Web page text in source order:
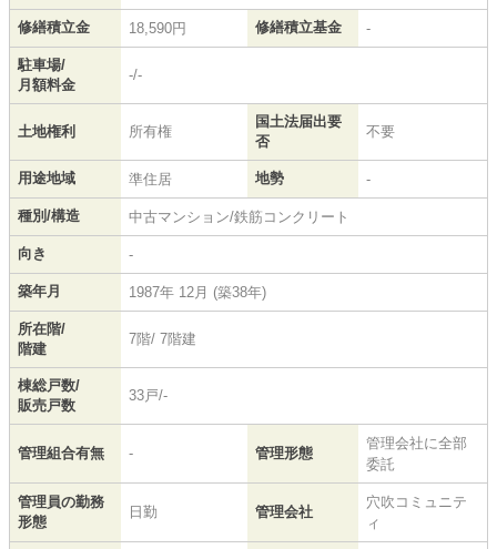
修繕積立金 18,590円 修繕積立基金 -
駐車場/
月額料金
-/-
土地権利 所有権
国土法届出要
否
不要
用途地域 準住居 地勢 -
種別/構造 中古マンション/鉄筋コンクリート
向き -
築年月 1987年 12月 (築38年)
所在階/
階建
7階/ 7階建
棟総戸数/
販売戸数
33戸/-
管理組合有無 - 管理形態
管理会社に全部
委託
管理員の勤務
形態
日勤 管理会社
穴吹コミュニテ
ィ